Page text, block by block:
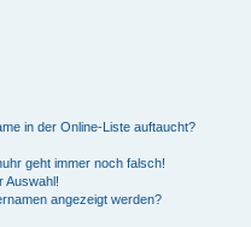
in der Online-Liste auftaucht?
geht immer noch falsch!
Auswahl!
angezeigt werden?